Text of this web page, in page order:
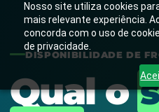
Nosso site utiliza cookies
mais relevante experiência.
concorda com o uso de
de privacidade.
DISPONIBILIDADE DE
Qual o